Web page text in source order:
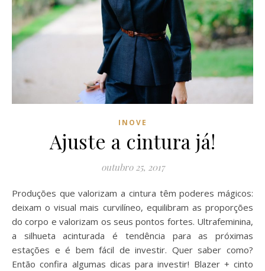
INOVE
Ajuste a cintura já!
outubro 25, 2017
Produções que valorizam a cintura têm poderes mágicos:
deixam o visual mais curvilíneo, equilibram as proporções
do corpo e valorizam os seus pontos fortes. Ultrafeminina,
a silhueta acinturada é tendência para as próximas
estações e é bem fácil de investir. Quer saber como?
Então confira algumas dicas para investir! Blazer + cinto